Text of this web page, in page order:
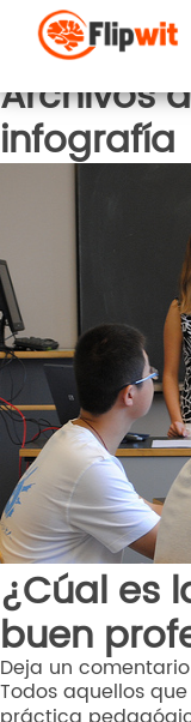
Archivos
infografía
¿Cúal es
buen
Deja un comentario
Todos aquellos